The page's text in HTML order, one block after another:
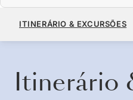
A PARTIR DE
ITINERÁRIO & EXCURSÕES
Itinerário